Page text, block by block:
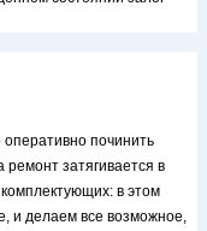
починить
ремонт затягивается в
в этом
и делаем все возможное,